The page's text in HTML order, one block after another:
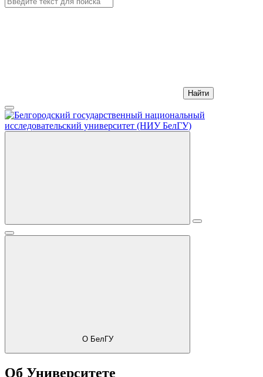
Найти
О БелГУ
Об Университете